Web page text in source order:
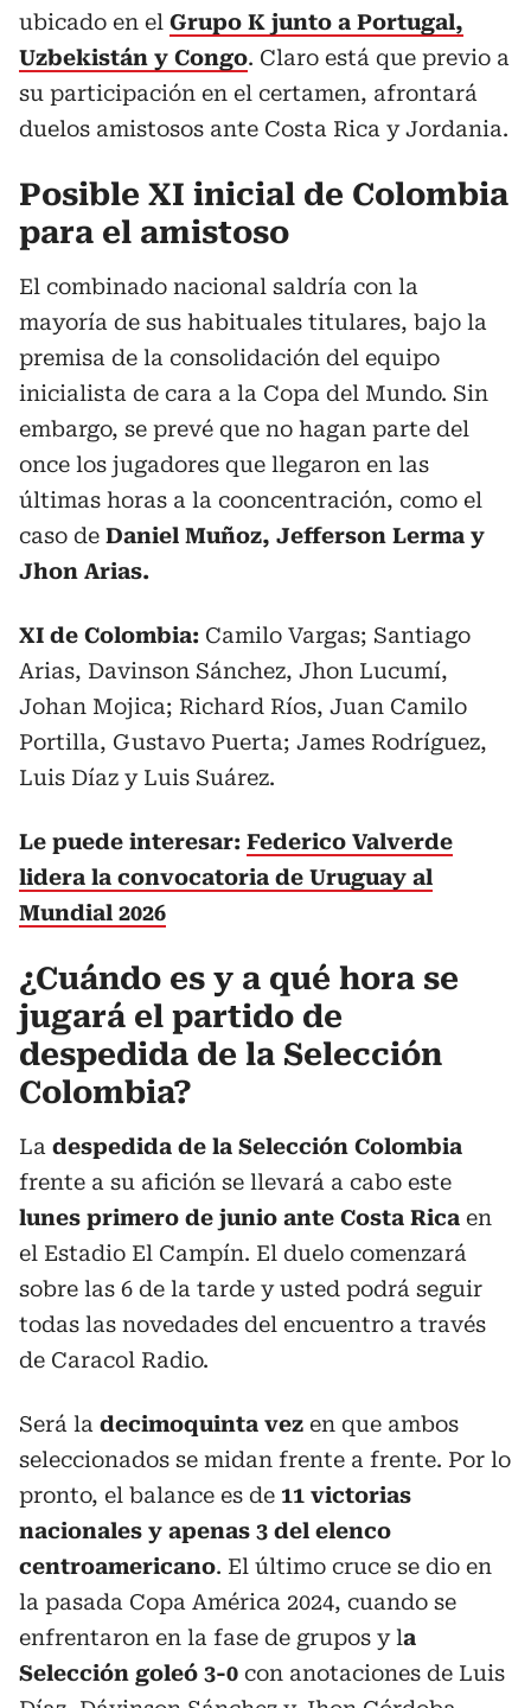
ubicado en el Grupo K junto a Portugal,
Uzbekistán y Congo. Claro está que previo a
su participación en el certamen, afrontará
duelos amistosos ante Costa Rica y Jordania.
Posible XI inicial de Colombia
para el amistoso
El combinado nacional saldría con la
mayoría de sus habituales titulares, bajo la
premisa de la consolidación del equipo
inicialista de cara a la Copa del Mundo. Sin
embargo, se prevé que no hagan parte del
once los jugadores que llegaron en las
últimas horas a la cooncentración, como el
caso de Daniel Muñoz, Jefferson Lerma y
Jhon Arias.
XI de Colombia: Camilo Vargas; Santiago
Arias, Davinson Sánchez, Jhon Lucumí,
Johan Mojica; Richard Ríos, Juan Camilo
Portilla, Gustavo Puerta; James Rodríguez,
Luis Díaz y Luis Suárez.
Le puede interesar: Federico Valverde
lidera la convocatoria de Uruguay al
Mundial 2026
¿Cuándo es y a qué hora se
jugará el partido de
despedida de la Selección
Colombia?
La despedida de la Selección Colombia
frente a su afición se llevará a cabo este
lunes primero de junio ante Costa Rica en
el Estadio El Campín. El duelo comenzará
sobre las 6 de la tarde y usted podrá seguir
todas las novedades del encuentro a través
de Caracol Radio.
Será la decimoquinta vez en que ambos
seleccionados se midan frente a frente. Por lo
pronto, el balance es de 11 victorias
nacionales y apenas 3 del elenco
centroamericano. El último cruce se dio en
la pasada Copa América 2024, cuando se
enfrentaron en la fase de grupos y la
Selección goleó 3-0 con anotaciones de Luis